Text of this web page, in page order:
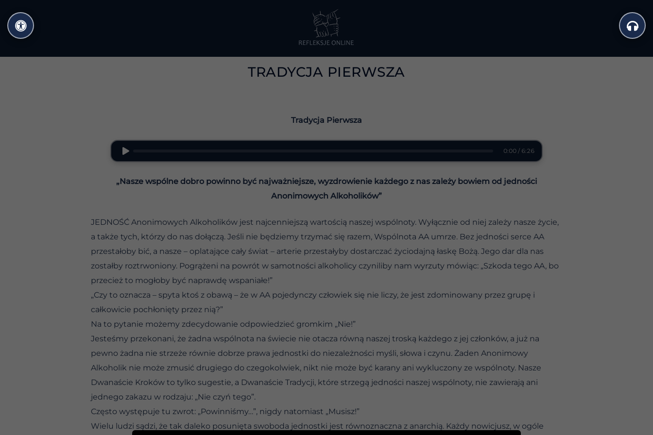
do
treści
TRADYCJA PIERWSZA
Tradycja Pierwsza
0:00 / 6:26
„Nasze wspólne dobro powinno być najważniejsze, wyzdrowienie każdego z nas zależy bowiem od jedności
Anonimowych Alkoholików”
JEDNOŚĆ Anonimowych Alkoholików jest najcenniejszą wartością naszej wspólnoty. Wyłącznie od niej zależy nasze życie,
a także tych, którzy do nas dołączą. Jeśli nie będziemy trzymać się razem, Wspólnota AA umrze. Bez jedności serce AA
przestałoby bić, a nasze – oplatające cały świat – arterie przestałyby dostarczać życiodajną łaskę Bożą. Jego dar dla nas
zostałby roztrwoniony. Pogrążeni na powrót w samotności alkoholicy czyniliby nam wyrzuty mówiąc: „Szkoda tego AA, bo
przecież to mogłoby być naprawdę wspaniałe!”
„Czy to oznacza – spyta ktoś z obawą – że w AA pojedynczy człowiek się nie liczy, że jest zdominowany przez grupę i
całkowicie pochłonięty przez nią?”
Na to pytanie możemy zdecydowanie odpowiedzieć gromkim „Nie!”
Jesteśmy przekonani, że żadna wspólnota na świecie nie otacza równą naszej troską każdego z jej członków, a już na
pewno żadna nie strzeże równie dobrze prawa jednostki do niezależności myśli, słowa i czynu. Żaden Anonimowy
Alkoholik nie może zmusić drugiego do czegokolwiek, nikt nie może być karany ani wykluczony ze wspólnoty. Nasze
Dwanaście Kroków to tylko sugestie, a Dwanaście Tradycji, które strzegą jedności naszej wspólnoty, nie zawierają ani
jednego zakazu w rodzaju: „Nie czyń tego”.
Często występuje tu zwrot: „Powinniśmy…”, nigdy natomiast „Musisz!”
Wielu ludzi sądzi, że tak daleko posunięta swoboda jednostki jest równoznaczna z anarchią. Każdy nowicjusz, w ogóle